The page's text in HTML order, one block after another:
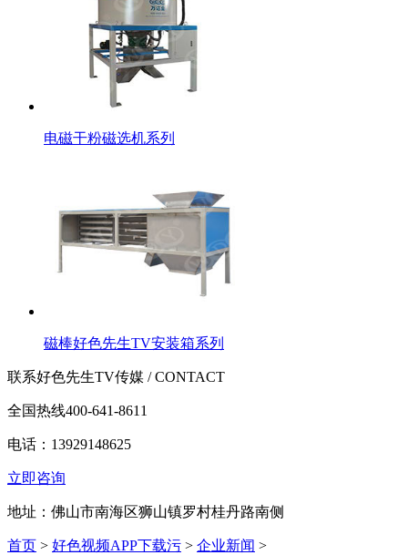
电磁干粉磁选机系列
磁棒好色先生TV安装箱系列
联系好色先生TV传媒 / CONTACT
全国热线400-641-8611
电话：13929148625
立即咨询
地址：佛山市南海区狮山镇罗村桂丹路南侧
首页 > 好色视频APP下载污 > 企业新闻 >